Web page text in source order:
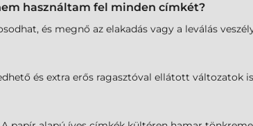
használtam fel minden címkét?
és megnő az elakadás vagy a leválás
és extra erős ragasztóval ellátott változatok